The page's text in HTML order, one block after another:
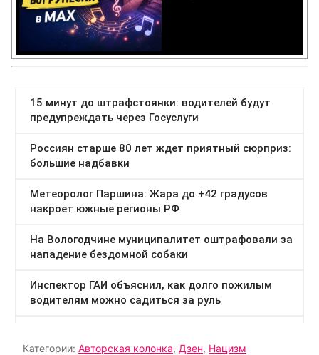
Категории: Авторская колонка, Дзен, Нацизм